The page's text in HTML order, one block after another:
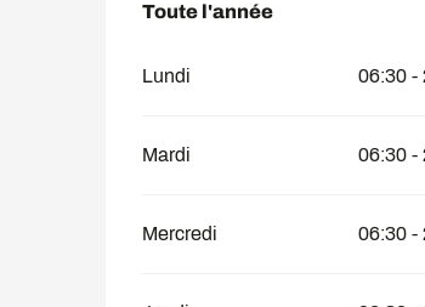
Toute l'année
Toute l'année
Lundi 06:30 -
Mardi 06:30 -
Mercredi 06:30 -